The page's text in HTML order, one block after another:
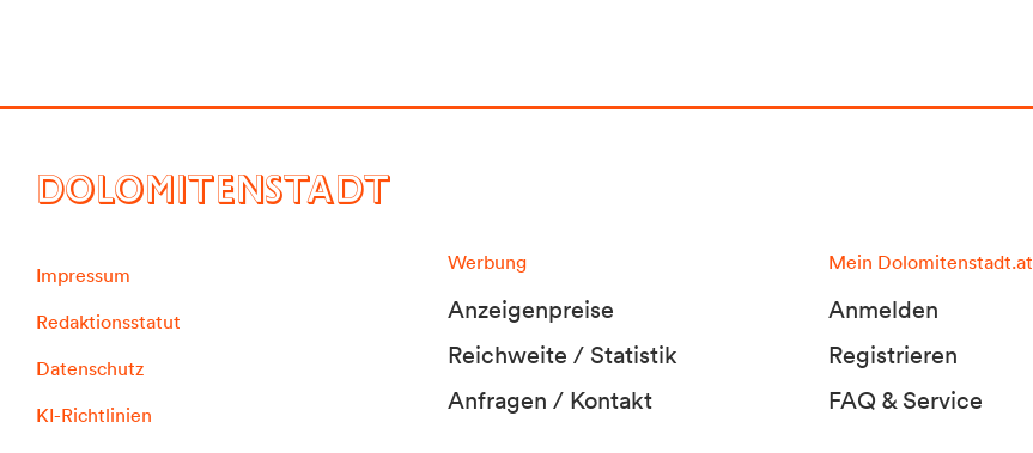
DOLOMITENSTADT
Impressum
Redaktionsstatut
Datenschutz
KI-Richtlinien
Werbung
Anzeigenpreise
Reichweite / Statistik
Anfragen / Kontakt
Mein Dolomitenstadt.at
Anmelden
Registrieren
FAQ & Service